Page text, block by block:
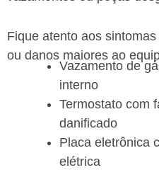
Fique atento aos
ou danos maiores ao
Vazamento de
interno
Termostato com
danificado
Placa eletrônica
elétrica